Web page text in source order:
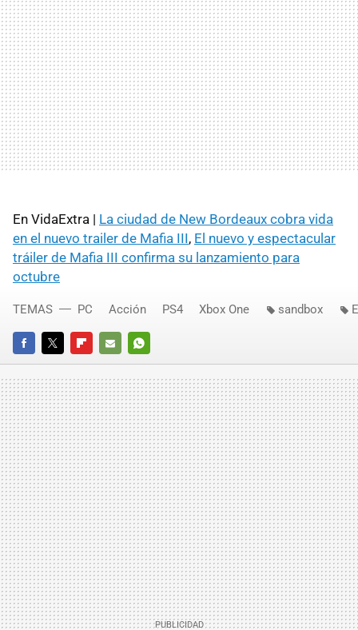
En VidaExtra | La ciudad de New Bordeaux cobra vida
en el nuevo trailer de Mafia III, El nuevo y espectacular
tráiler de Mafia III confirma su lanzamiento para
octubre
FACEBOOKTWITTERFLIPBOARD
E-
MAIL
WHATSAPP
TEMAS PC Acción PS4 Xbox One sandbox